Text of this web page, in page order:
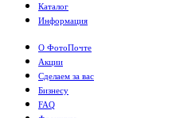
Каталог
Информация
О ФотоПочте
Акции
Сделаем за вас
Бизнесу
FAQ